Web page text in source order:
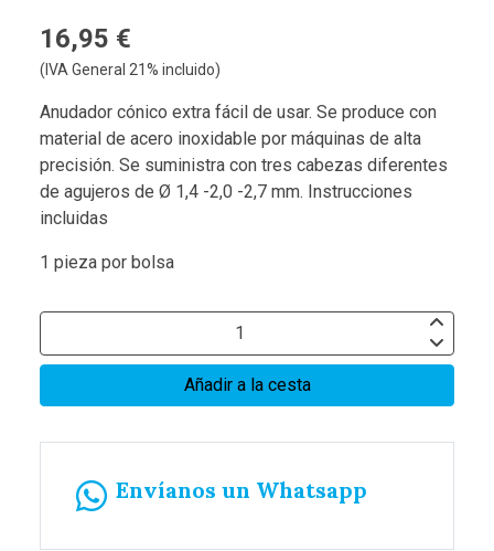
16,95 €
(IVA General 21% incluido)
Anudador cónico extra fácil de usar. Se produce con
material de acero inoxidable por máquinas de alta
precisión. Se suministra con tres cabezas diferentes
de agujeros de Ø 1,4 -2,0 -2,7 mm. Instrucciones
incluidas
1 pieza por bolsa
Añadir a la cesta
Envíanos un Whatsapp